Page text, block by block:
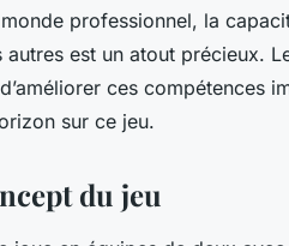
it
professionnel, la
autres est un atout précieux.
ces compétences
sur ce jeu.
du jeu